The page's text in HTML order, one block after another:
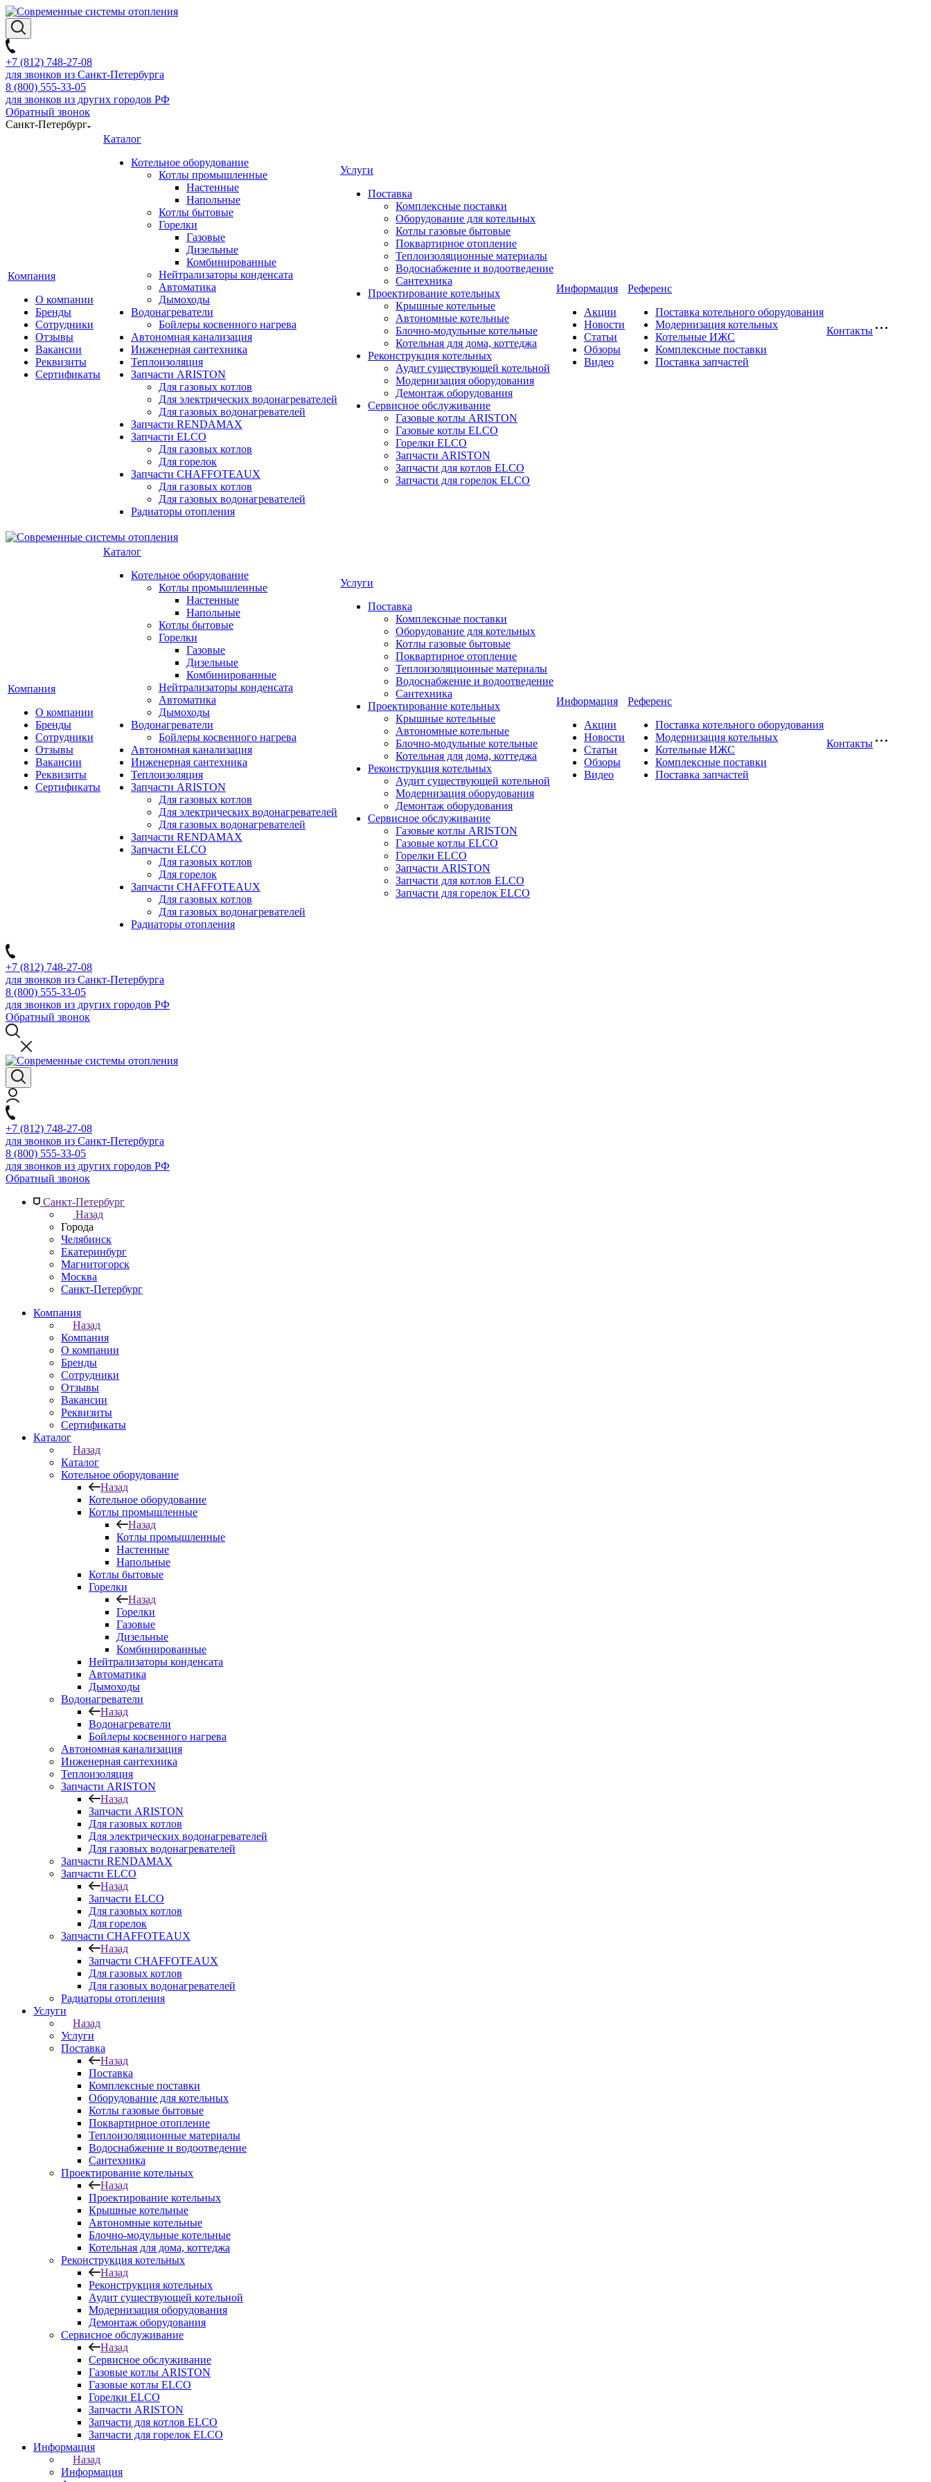
+7 (812) 748-27-08
для звонков из Санкт-Петербурга
8 (800) 555-33-05
для звонков из других городов РФ
Обратный звонок
Санкт-Петербург
Компания
О компании
Бренды
Сотрудники
Отзывы
Вакансии
Реквизиты
Сертификаты
Каталог
Котельное оборудование
Котлы промышленные
Настенные
Напольные
Котлы бытовые
Горелки
Газовые
Дизельные
Комбинированные
Нейтрализаторы конденсата
Автоматика
Дымоходы
Водонагреватели
Бойлеры косвенного нагрева
Автономная канализация
Инженерная сантехника
Теплоизоляция
Запчасти ARISTON
Для газовых котлов
Для электрических водонагревателей
Для газовых водонагревателей
Запчасти RENDAMAX
Запчасти ELCO
Для газовых котлов
Для горелок
Запчасти CHAFFOTEAUX
Для газовых котлов
Для газовых водонагревателей
Радиаторы отопления
Услуги
Поставка
Комплексные поставки
Оборудование для котельных
Котлы газовые бытовые
Поквартирное отопление
Теплоизоляционные материалы
Водоснабжение и водоотведение
Сантехника
Проектирование котельных
Крышные котельные
Автономные котельные
Блочно-модульные котельные
Котельная для дома, коттеджа
Реконструкция котельных
Аудит существующей котельной
Модернизация оборудования
Демонтаж оборудования
Сервисное обслуживание
Газовые котлы ARISTON
Газовые котлы ELCO
Горелки ELCO
Запчасти ARISTON
Запчасти для котлов ELCO
Запчасти для горелок ELCO
Информация
Акции
Новости
Статьи
Обзоры
Видео
Референс
Поставка котельного оборудования
Модернизация котельных
Котельные ИЖС
Комплексные поставки
Поставка запчастей
Контакты
Компания
О компании
Бренды
Сотрудники
Отзывы
Вакансии
Реквизиты
Сертификаты
Каталог
Котельное оборудование
Котлы промышленные
Настенные
Напольные
Котлы бытовые
Горелки
Газовые
Дизельные
Комбинированные
Нейтрализаторы конденсата
Автоматика
Дымоходы
Водонагреватели
Бойлеры косвенного нагрева
Автономная канализация
Инженерная сантехника
Теплоизоляция
Запчасти ARISTON
Для газовых котлов
Для электрических водонагревателей
Для газовых водонагревателей
Запчасти RENDAMAX
Запчасти ELCO
Для газовых котлов
Для горелок
Запчасти CHAFFOTEAUX
Для газовых котлов
Для газовых водонагревателей
Радиаторы отопления
Услуги
Поставка
Комплексные поставки
Оборудование для котельных
Котлы газовые бытовые
Поквартирное отопление
Теплоизоляционные материалы
Водоснабжение и водоотведение
Сантехника
Проектирование котельных
Крышные котельные
Автономные котельные
Блочно-модульные котельные
Котельная для дома, коттеджа
Реконструкция котельных
Аудит существующей котельной
Модернизация оборудования
Демонтаж оборудования
Сервисное обслуживание
Газовые котлы ARISTON
Газовые котлы ELCO
Горелки ELCO
Запчасти ARISTON
Запчасти для котлов ELCO
Запчасти для горелок ELCO
Информация
Акции
Новости
Статьи
Обзоры
Видео
Референс
Поставка котельного оборудования
Модернизация котельных
Котельные ИЖС
Комплексные поставки
Поставка запчастей
Контакты
+7 (812) 748-27-08
для звонков из Санкт-Петербурга
8 (800) 555-33-05
для звонков из других городов РФ
Обратный звонок
+7 (812) 748-27-08
для звонков из Санкт-Петербурга
8 (800) 555-33-05
для звонков из других городов РФ
Обратный звонок
Санкт-Петербург
Назад
Города
Челябинск
Екатеринбург
Магнитогорск
Москва
Санкт-Петербург
Компания
Назад
Компания
О компании
Бренды
Сотрудники
Отзывы
Вакансии
Реквизиты
Сертификаты
Каталог
Назад
Каталог
Котельное оборудование
Назад
Котельное оборудование
Котлы промышленные
Назад
Котлы промышленные
Настенные
Напольные
Котлы бытовые
Горелки
Назад
Горелки
Газовые
Дизельные
Комбинированные
Нейтрализаторы конденсата
Автоматика
Дымоходы
Водонагреватели
Назад
Водонагреватели
Бойлеры косвенного нагрева
Автономная канализация
Инженерная сантехника
Теплоизоляция
Запчасти ARISTON
Назад
Запчасти ARISTON
Для газовых котлов
Для электрических водонагревателей
Для газовых водонагревателей
Запчасти RENDAMAX
Запчасти ELCO
Назад
Запчасти ELCO
Для газовых котлов
Для горелок
Запчасти CHAFFOTEAUX
Назад
Запчасти CHAFFOTEAUX
Для газовых котлов
Для газовых водонагревателей
Радиаторы отопления
Услуги
Назад
Услуги
Поставка
Назад
Поставка
Комплексные поставки
Оборудование для котельных
Котлы газовые бытовые
Поквартирное отопление
Теплоизоляционные материалы
Водоснабжение и водоотведение
Сантехника
Проектирование котельных
Назад
Проектирование котельных
Крышные котельные
Автономные котельные
Блочно-модульные котельные
Котельная для дома, коттеджа
Реконструкция котельных
Назад
Реконструкция котельных
Аудит существующей котельной
Модернизация оборудования
Демонтаж оборудования
Сервисное обслуживание
Назад
Сервисное обслуживание
Газовые котлы ARISTON
Газовые котлы ELCO
Горелки ELCO
Запчасти ARISTON
Запчасти для котлов ELCO
Запчасти для горелок ELCO
Информация
Назад
Информация